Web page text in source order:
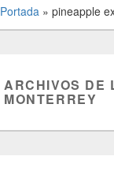
Portada » pineapple
ARCHIVOS DE
MONTERREY